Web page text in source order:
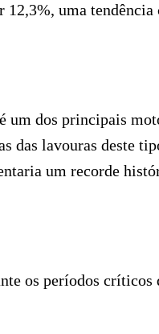
uma tendência
dos principais
das lavouras deste
um recorde
os períodos críticos